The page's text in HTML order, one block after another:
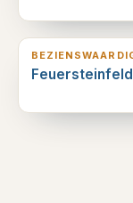
3 km verderop